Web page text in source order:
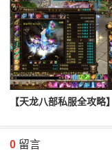
0 留言